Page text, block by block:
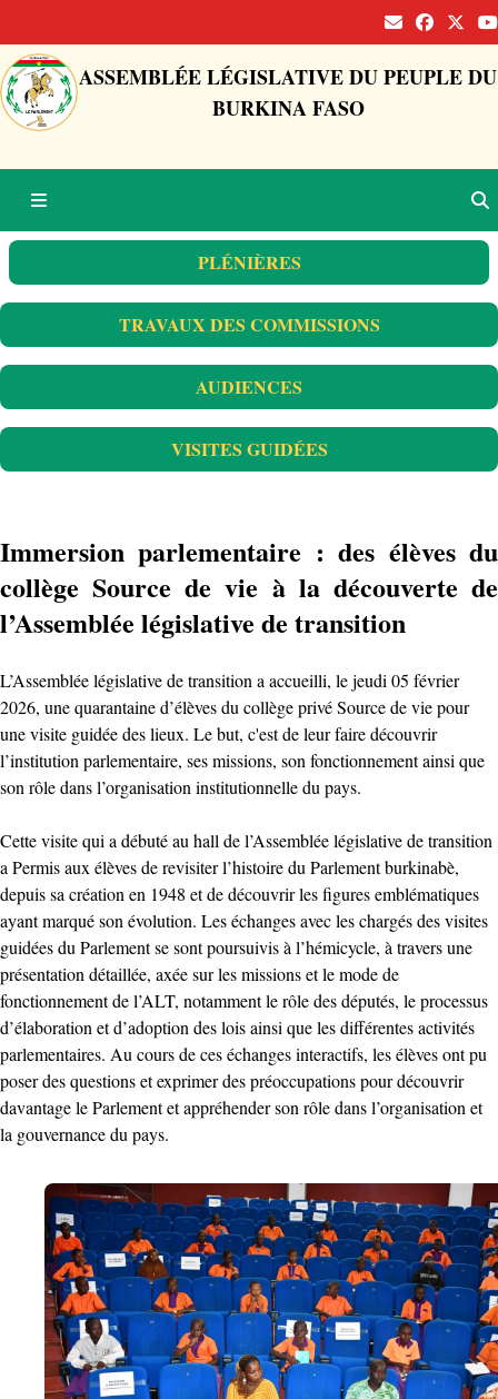
ASSEMBLÉE LÉGISLATIVE DU PEUPLE DU
BURKINA FASO
PLÉNIÈRES
TRAVAUX DES COMMISSIONS
AUDIENCES
VISITES GUIDÉES
Immersion parlementaire : des élèves du
collège Source de vie à la découverte de
l’Assemblée législative de transition
L’Assemblée législative de transition a accueilli, le jeudi 05 février
2026, une quarantaine d’élèves du collège privé Source de vie pour
une visite guidée des lieux. ‎Le but, c'est de leur faire découvrir
l’institution parlementaire, ses missions, son fonctionnement ainsi que
son rôle dans l’organisation institutionnelle du pays.
Cette visite qui a débuté au hall de l’Assemblée législative de transition
a ‎Permis aux élèves de revisiter l’histoire du Parlement burkinabè,
depuis sa création en 1948 et de découvrir les figures emblématiques
ayant marqué son évolution. ‎Les échanges avec les chargés des visites
guidées du Parlement se sont poursuivis à l’hémicycle, à travers une
présentation détaillée, axée sur les missions et le mode de
fonctionnement de l’ALT, notamment le rôle des députés, le processus
d’élaboration et d’adoption des lois ainsi que les différentes activités
parlementaires. ‎Au cours de ces échanges interactifs, les élèves ont pu
poser des questions et exprimer des préoccupations pour découvrir
davantage le Parlement et appréhender son rôle dans l’organisation et
la gouvernance du pays.